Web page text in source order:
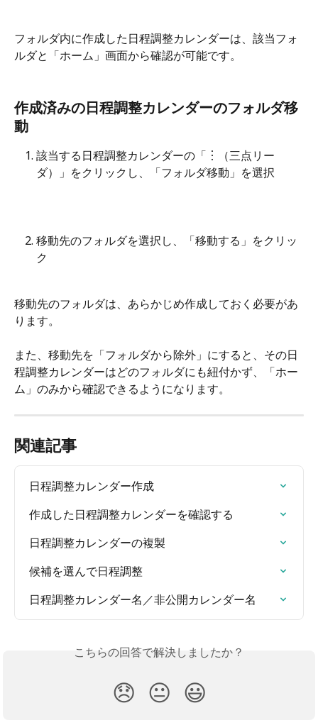
フォルダ内に作成した日程調整カレンダーは、該当フォ
ルダと「ホーム」画面から確認が可能です。
作成済みの日程調整カレンダーのフォルダ移
動
該当する日程調整カレンダーの「︙（三点リー
ダ）」をクリックし、「フォルダ移動」を選択
移動先のフォルダを選択し、「移動する」をクリッ
ク
移動先のフォルダは、あらかじめ作成しておく必要があ
ります。
また、移動先を「フォルダから除外」にすると、その日
程調整カレンダーはどのフォルダにも紐付かず、「ホー
ム」のみから確認できるようになります。
関連記事
日程調整カレンダー作成
作成した日程調整カレンダーを確認する
日程調整カレンダーの複製
候補を選んで日程調整
日程調整カレンダー名／非公開カレンダー名
こちらの回答で解決しましたか？
😞 😐 😃